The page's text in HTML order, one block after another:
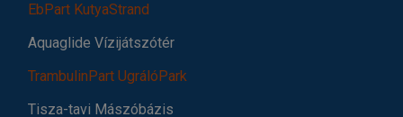
EbPart KutyaStrand
Aquaglide Vízijátszótér
TrambulinPart UgrálóPark
Tisza-tavi Mászóbázis